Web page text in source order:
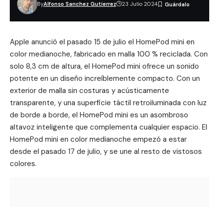
ByAlfonso Sanchez Gutierrez 23 Julio 2024
Apple anunció el pasado 15 de julio el HomePod mini en
color medianoche, fabricado en malla 100 % reciclada. Con
solo 8,3 cm de altura, el HomePod mini ofrece un sonido
potente en un diseño increíblemente compacto. Con un
exterior de malla sin costuras y acústicamente
transparente, y una superficie táctil retroiluminada con luz
de borde a borde, el HomePod mini es un asombroso
altavoz inteligente que complementa cualquier espacio. El
HomePod mini en color medianoche empezó a estar
desde el pasado 17 de julio, y se une al resto de vistosos
colores.